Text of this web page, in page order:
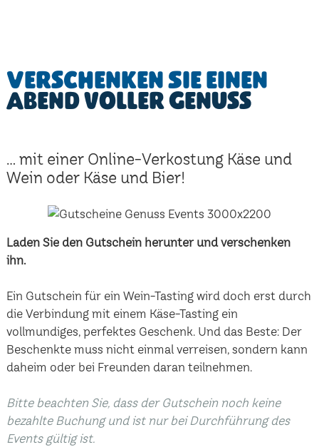
Verschenken Sie einen
Abend voller Genuss
... mit einer Online-Verkostung Käse und
Wein oder Käse und Bier!
Laden Sie den Gutschein herunter und verschenken
ihn.
Ein Gutschein für ein Wein-Tasting wird doch erst durch
die Verbindung mit einem Käse-Tasting ein
vollmundiges, perfektes Geschenk. Und das Beste: Der
Beschenkte muss nicht einmal verreisen, sondern kann
daheim oder bei Freunden daran teilnehmen.
Bitte beachten Sie, dass der Gutschein noch keine
bezahlte Buchung und ist nur bei Durchführung des
Events gültig ist.